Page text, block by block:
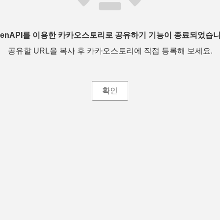
를 이용한 카카오스토리로 공유하기 기능이 종료되었습
공유할 URL을 복사 후 카카오스토리에 직접 등록해 보세요.
확인